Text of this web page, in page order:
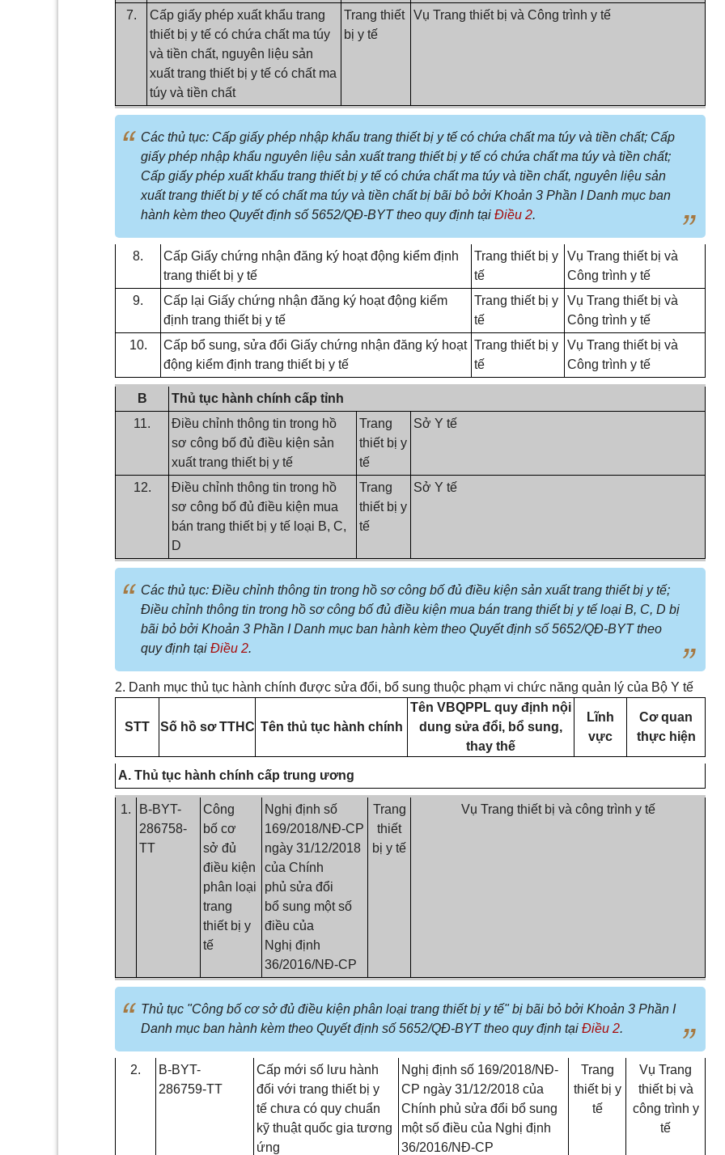
7.
Cấp giấy phép xuất khẩu trang
thiết bị y tế có chứa chất ma túy
và tiền chất, nguyên liệu sản
xuất trang thiết bị y tế có chất ma
túy và tiền chất
Trang thiết
bị y tế
Vụ Trang thiết bị và Công trình y tế
Các thủ tục: Cấp giấy phép nhập khẩu trang thiết bị y tế có chứa chất ma túy và tiền chất; Cấp
giấy phép nhập khẩu nguyên liệu sản xuất trang thiết bị y tế có chứa chất ma túy và tiền chất;
Cấp giấy phép xuất khẩu trang thiết bị y tế có chứa chất ma túy và tiền chất, nguyên liệu sản
xuất trang thiết bị y tế có chất ma túy và tiền chất bị bãi bỏ bởi Khoản 3 Phần I Danh mục ban
hành kèm theo Quyết định số 5652/QĐ-BYT theo quy định tại Điều 2.
8.
Cấp Giấy chứng nhận đăng ký hoạt động kiểm định
trang thiết bị y tế
Trang thiết bị y
tế
Vụ Trang thiết bị và
Công trình y tế
9.
Cấp lại Giấy chứng nhận đăng ký hoạt động kiểm
định trang thiết bị y tế
Trang thiết bị y
tế
Vụ Trang thiết bị và
Công trình y tế
10.
Cấp bổ sung, sửa đổi Giấy chứng nhận đăng ký hoạt
động kiểm định trang thiết bị y tế
Trang thiết bị y
tế
Vụ Trang thiết bị và
Công trình y tế
B
Thủ tục hành chính cấp tỉnh
11.
Điều chỉnh thông tin trong hồ
sơ công bố đủ điều kiện sản
xuất trang thiết bị y tế
Trang
thiết bị y
tế
Sở Y tế
12.
Điều chỉnh thông tin trong hồ
sơ công bố đủ điều kiện mua
bán trang thiết bị y tế loại B, C,
D
Trang
thiết bị y
tế
Sở Y tế
Các thủ tục: Điều chỉnh thông tin trong hồ sơ công bố đủ điều kiện sản xuất trang thiết bị y tế;
Điều chỉnh thông tin trong hồ sơ công bố đủ điều kiện mua bán trang thiết bị y tế loại B, C, D bị
bãi bỏ bởi Khoản 3 Phần I Danh mục ban hành kèm theo Quyết định số 5652/QĐ-BYT theo
quy định tại Điều 2.
2. Danh mục thủ tục hành chính được sửa đổi, bổ sung thuộc phạm vi chức năng quản lý của Bộ Y tế
STT Số hồ sơ TTHC Tên thủ tục hành chính
Tên VBQPPL quy định nội
dung sửa đổi, bổ sung,
thay thế
Lĩnh
vực
Cơ quan
thực hiện
A. Thủ tục hành chính cấp trung ương
1.
B-BYT-
286758-
TT
Công
bố cơ
sở đủ
điều kiện
phân loại
trang
thiết bị y
tế
Nghị định số
169/2018/NĐ-CP
ngày 31/12/2018
của Chính
phủ sửa đổi
bổ sung một số
điều của
Nghị định
36/2016/NĐ-CP
Trang
thiết
bị y tế
Vụ Trang thiết bị và công trình y tế
Thủ tục "Công bố cơ sở đủ điều kiện phân loại trang thiết bị y tế" bị bãi bỏ bởi Khoản 3 Phần I
Danh mục ban hành kèm theo Quyết định số 5652/QĐ-BYT theo quy định tại Điều 2.
2.
B-BYT-
286759-TT
Cấp mới số lưu hành
đối với trang thiết bị y
tế chưa có quy chuẩn
kỹ thuật quốc gia tương
ứng
Nghị định số 169/2018/NĐ-
CP ngày 31/12/2018 của
Chính phủ sửa đổi bổ sung
một số điều của Nghị định
36/2016/NĐ-CP
Trang
thiết bị y
tế
Vụ Trang
thiết bị và
công trình y
tế